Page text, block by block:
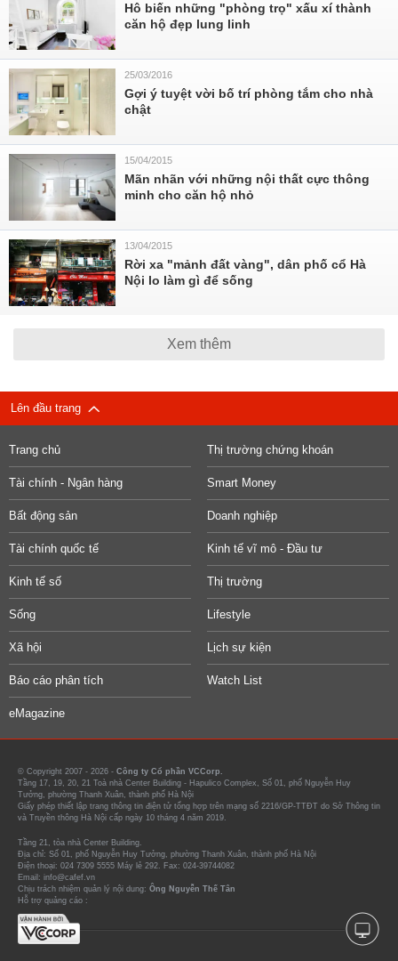
Hô biến những "phòng trọ" xấu xí thành
căn hộ đẹp lung linh
25/03/2016
Gợi ý tuyệt vời bố trí phòng tắm cho nhà
chật
15/04/2015
Mãn nhãn với những nội thất cực thông
minh cho căn hộ nhỏ
13/04/2015
Rời xa "mảnh đất vàng", dân phố cổ Hà
Nội lo làm gì để sống
Xem thêm
Lên đầu trang
Trang chủ Thị trường chứng khoán
Tài chính - Ngân hàng Smart Money
Bất động sản Doanh nghiệp
Tài chính quốc tế Kinh tế vĩ mô - Đầu tư
Kinh tế số Thị trường
Sống Lifestyle
Xã hội Lịch sự kiện
Báo cáo phân tích Watch List
eMagazine
© Copyright 2007 - 2026 - Công ty Cổ phần VCCorp.
Tầng 17, 19, 20, 21 Toà nhà Center Building - Hapulico Complex, Số 01, phố Nguyễn Huy
Tưởng, phường Thanh Xuân, thành phố Hà Nội
Giấy phép thiết lập trang thông tin điện tử tổng hợp trên mạng số 2216/GP-TTĐT do Sở Thông tin
và Truyền thông Hà Nội cấp ngày 10 tháng 4 năm 2019.
Tầng 21, tòa nhà Center Building.
Địa chỉ: Số 01, phố Nguyễn Huy Tưởng, phường Thanh Xuân, thành phố Hà Nội
Điện thoại: 024 7309 5555 Máy lẻ 292. Fax: 024-39744082
Email: info@cafef.vn
Chịu trách nhiệm quản lý nội dung: Ông Nguyễn Thế Tân
Hỗ trợ quảng cáo :